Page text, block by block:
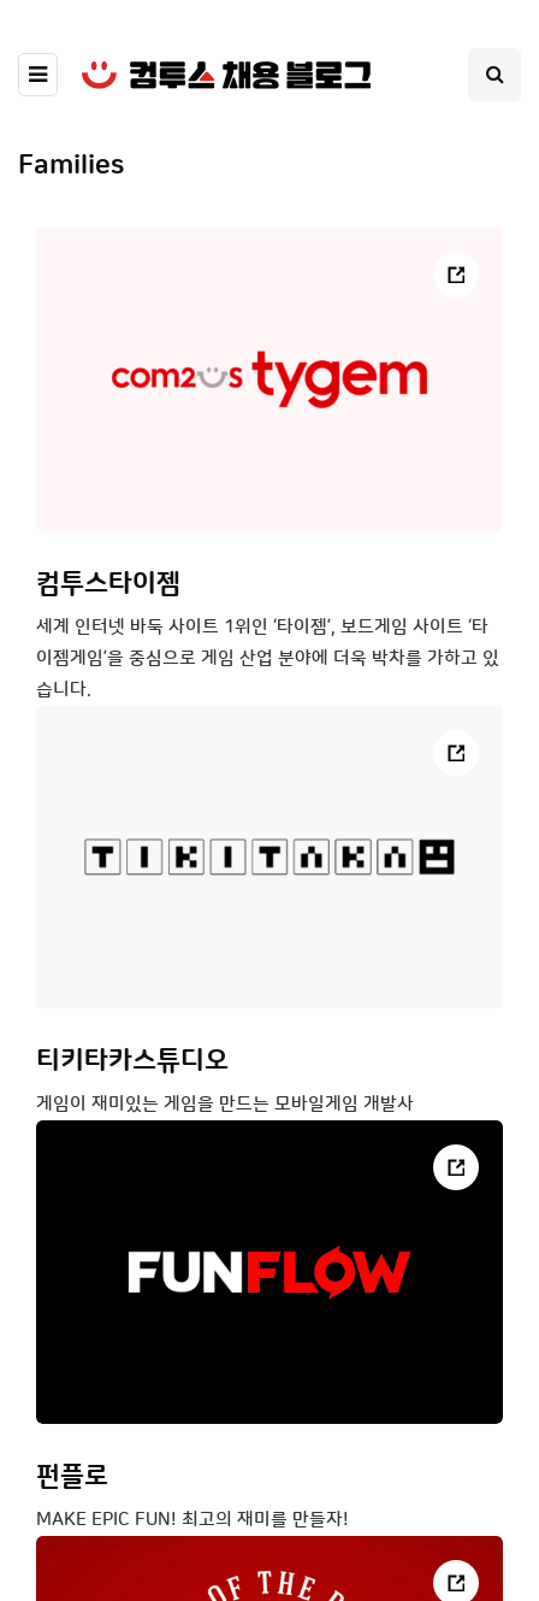
Families
컴투스타이젬
세계 인터넷 바둑 사이트 1위인 ‘타이젬’, 보드게임 사이트 ‘타
이젬게임’을 중심으로 게임 산업 분야에 더욱 박차를 가하고 있
습니다.
티키타카스튜디오
게임이 재미있는 게임을 만드는 모바일게임 개발사
펀플로
MAKE EPIC FUN! 최고의 재미를 만들자!